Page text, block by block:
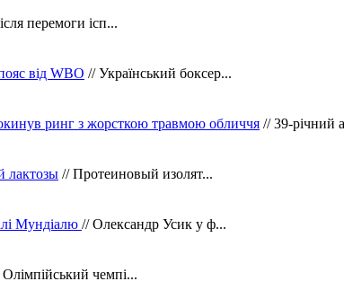
перемоги ісп...
від WBO // Український боксер...
ринг з жорсткою травмою обличчя // 39-річний
лактозы // Протеиновый изолят...
Мундіалю // Олександр Усик у ф...
Олімпійський чемпі...